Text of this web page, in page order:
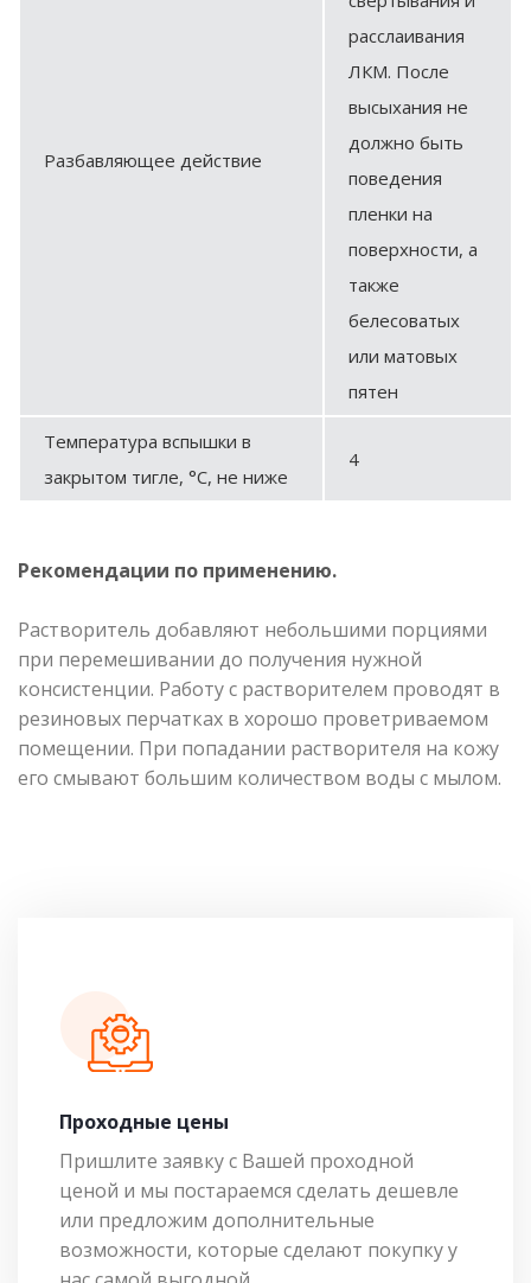
Разбавляющее действие
расслаивания
ЛКМ. После
высыхания не
должно быть
поведения
пленки на
поверхности, а
также
белесоватых
или матовых
пятен
Температура вспышки в
закрытом тигле, °С, не ниже
4
Рекомендации по применению.
Растворитель добавляют небольшими порциями
при перемешивании до получения нужной
консистенции. Работу с растворителем проводят в
резиновых перчатках в хорошо проветриваемом
помещении. При попадании растворителя на кожу
его смывают большим количеством воды с мылом.
Проходные цены
Пришлите заявку с Вашей проходной
ценой и мы постараемся сделать дешевле
или предложим дополнительные
возможности, которые сделают покупку у